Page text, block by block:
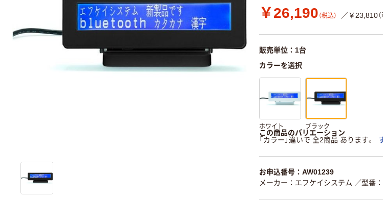
￥26,190 （税込） ／￥23,810（
販売単位：1台
カラーを選択
ホワイト ブラック
この商品のバリエーション
「カラー」違いで 全2商品 あります。
お申込番号：AW01239
メーカー：エフケイシステム ／型番